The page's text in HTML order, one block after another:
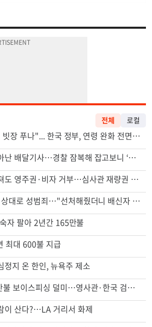
전체 로컬
"65세 복수국적 빗장 푸나"... 한국 정부, 연령 완화 전면 추진
신호위반 후 달아난 배달기사…경찰 잠복해 잡고보니 ‘반전’
서류 하나만 빠져도 영주권·비자 거부…심사관 재량권 대폭 확대
한인 남성, 처형 상대로 성범죄…"선처해줬더니 배신자 취급"
자 팔아 2년간 165만불
최대 600불 지급
정지 온 한인, 뉴욕주 제소
한인 노린 860만불 보이스피싱 덜미…영사관·한국 검찰 사칭
이 산다?…LA 거리서 화제